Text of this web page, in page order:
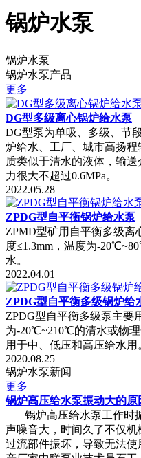
锅炉水泵
锅炉水泵
锅炉水泵产品
更多
DG型多级离心锅炉给水泵
DG型泵为单吸、多级、节
炉给水、工厂、城市高扬
质类似于清水的液体，输
力很大不超过0.6MPa。
2022.05.28
ZPDG型自平衡锅炉给水泵
ZPMD型矿用自平衡多级离
度≤1.3mm，温度为-
水。
2022.04.01
ZPDG型自平衡多级锅炉给
ZPDG型自平衡多级泵主要
为-20℃~210℃的清水或物
用于中、低压和高压给水用
2020.08.25
锅炉水泵新闻
更多
锅炉高压给水泵振动大的原
锅炉高压给水泵工作时
声噪音大，时间久了不仅
过流部件振坏，导致无法